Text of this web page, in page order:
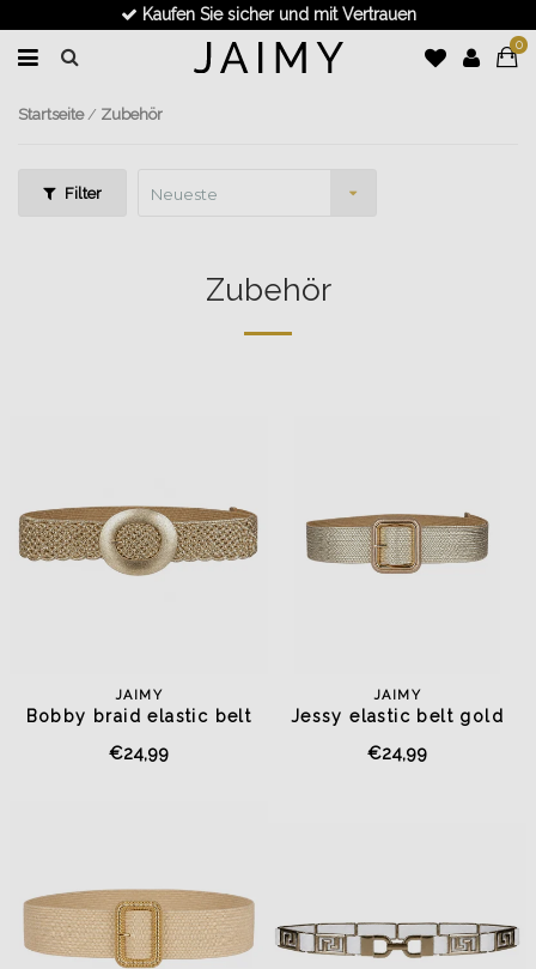
Schnelle Lieferung
0
Startseite/ Zubehör
Filter Neueste
Zubehör
JAIMY
Bobby braid elastic belt
€24,99
JAIMY
Jessy elastic belt gold
€24,99